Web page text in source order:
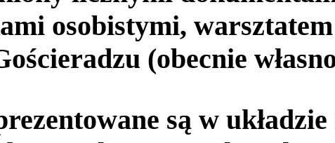
osobistymi,
(obecnie
są w